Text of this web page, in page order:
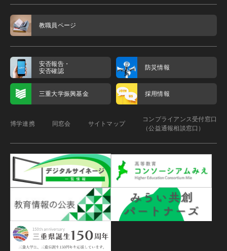
教職員ページ
安否報告・
安否確認
防災情報
三重大学振興基金 採用情報
博学連携 同窓会 サイトマップ
コンプライアンス受付窓口
（公益通報相談窓口）